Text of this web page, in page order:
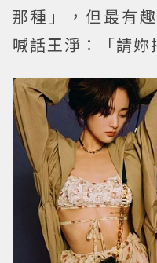
那種」，但最有
喊話王淨：「請妳